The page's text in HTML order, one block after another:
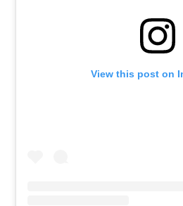
View this post on